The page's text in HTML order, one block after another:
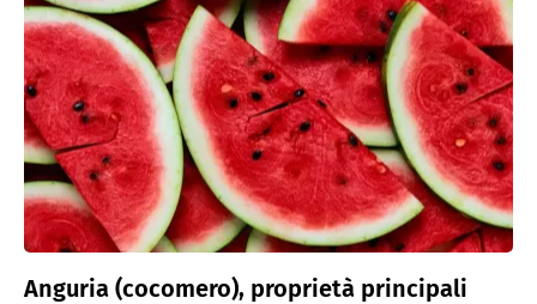
Anguria (cocomero), proprietà principali